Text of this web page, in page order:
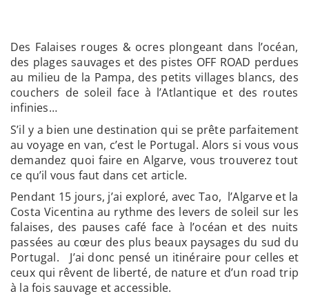
Des Falaises rouges & ocres plongeant dans l’océan,
des plages sauvages et des pistes OFF ROAD perdues
au milieu de la Pampa, des petits villages blancs, des
couchers de soleil face à l’Atlantique et des routes
infinies…
S’il y a bien une destination qui se prête parfaitement
au voyage en van, c’est le Portugal. Alors si vous vous
demandez quoi faire en Algarve, vous trouverez tout
ce qu’il vous faut dans cet article.
Pendant 15 jours, j’ai exploré, avec Tao, l’Algarve et la
Costa Vicentina au rythme des levers de soleil sur les
falaises, des pauses café face à l’océan et des nuits
passées au cœur des plus beaux paysages du sud du
Portugal. J’ai donc pensé un itinéraire pour celles et
ceux qui rêvent de liberté, de nature et d’un road trip
à la fois sauvage et accessible.